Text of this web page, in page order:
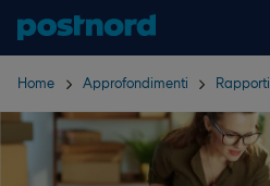
Hoppa över navigering och sök
Home Approfondimenti Rapporti